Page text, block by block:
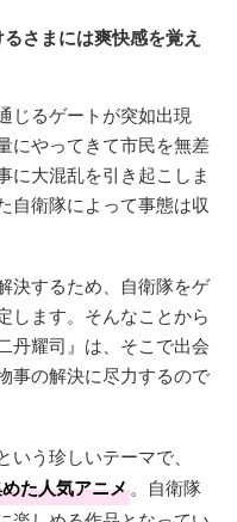
さまには爽快感を覚え
じるゲートが突如出現
にやってきて市民を無差
に大混乱を引き起こしま
自衛隊によって事態は収
決するため、自衛隊をゲ
します。そんなことから
丹耀司』は、そこで出会
事の解決に尽力するので
う珍しいテーマで、
た人気アニメ。自衛隊